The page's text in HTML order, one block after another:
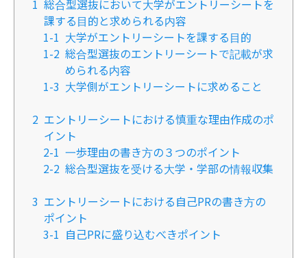
1 総合型選抜において大学がエントリーシートを
課する目的と求められる内容
1-1 大学がエントリーシートを課する目的
1-2 総合型選抜のエントリーシートで記載が求
められる内容
1-3 大学側がエントリーシートに求めること
2 エントリーシートにおける慎重な理由作成のポ
イント
2-1 一歩理由の書き方の３つのポイント
2-2 総合型選抜を受ける大学・学部の情報収集
3 エントリーシートにおける自己PRの書き方の
ポイント
3-1 自己PRに盛り込むべきポイント